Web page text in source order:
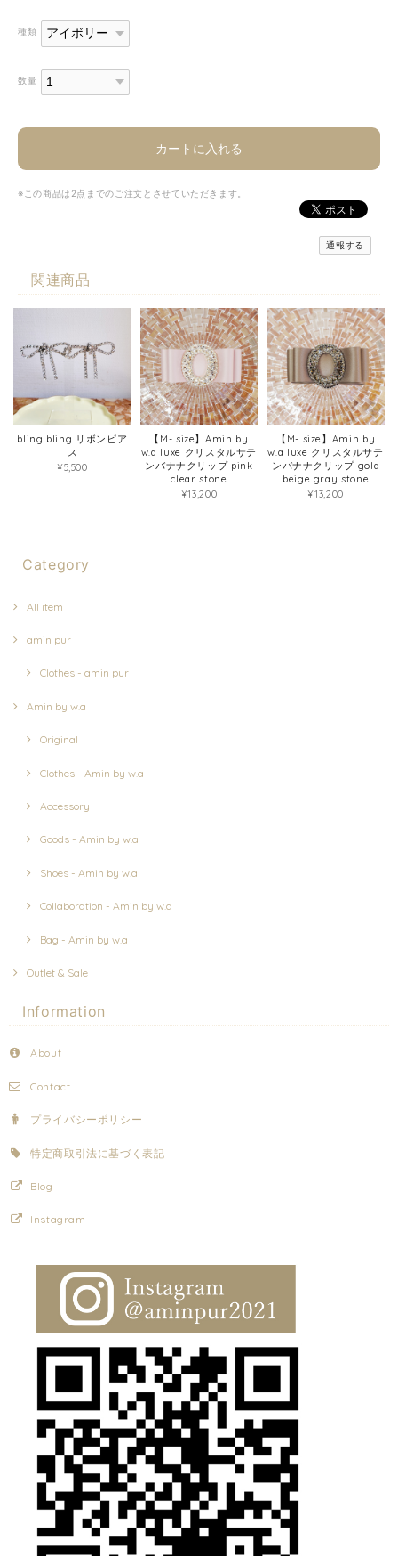
種類
数量
カートに入れる
※この商品は2点までのご注文とさせていただきます。
通報する
関連商品
bling bling リボンピア
ス
¥5,500
【M- size】Amin by
w.a luxe クリスタルサテ
ンバナナクリップ pink
clear stone
¥13,200
【M- size】Amin by
w.a luxe クリスタルサテ
ンバナナクリップ gold
beige gray stone
¥13,200
Category
All item
amin pur
Clothes - amin pur
Amin by w.a
Original
Clothes - Amin by w.a
Accessory
Goods - Amin by w.a
Shoes - Amin by w.a
Collaboration - Amin by w.a
Bag - Amin by w.a
Outlet & Sale
Information
About
Contact
プライバシーポリシー
特定商取引法に基づく表記
Blog
Instagram